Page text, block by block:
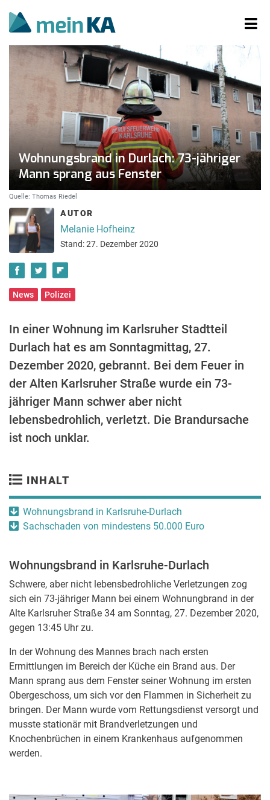
Wohnungsbrand in Durlach: 73-jähriger
Mann sprang aus Fenster
Quelle: Thomas Riedel
AUTOR
Melanie Hofheinz
Stand: 27. Dezember 2020
News Polizei
In einer Wohnung im Karlsruher Stadtteil
Durlach hat es am Sonntagmittag, 27.
Dezember 2020, gebrannt. Bei dem Feuer in
der Alten Karlsruher Straße wurde ein 73-
jähriger Mann schwer aber nicht
lebensbedrohlich, verletzt. Die Brandursache
ist noch unklar.
INHALT
Wohnungsbrand in Karlsruhe-Durlach
Sachschaden von mindestens 50.000 Euro
Wohnungsbrand in Karlsruhe-Durlach
Schwere, aber nicht lebensbedrohliche Verletzungen zog
sich ein 73-jähriger Mann bei einem Wohnungbrand in der
Alte Karlsruher Straße 34 am Sonntag, 27. Dezember 2020,
gegen 13:45 Uhr zu.
In der Wohnung des Mannes brach nach ersten
Ermittlungen im Bereich der Küche ein Brand aus. Der
Mann sprang aus dem Fenster seiner Wohnung im ersten
Obergeschoss, um sich vor den Flammen in Sicherheit zu
bringen. Der Mann wurde vom Rettungsdienst versorgt und
musste stationär mit Brandverletzungen und
Knochenbrüchen in einem Krankenhaus aufgenommen
werden.